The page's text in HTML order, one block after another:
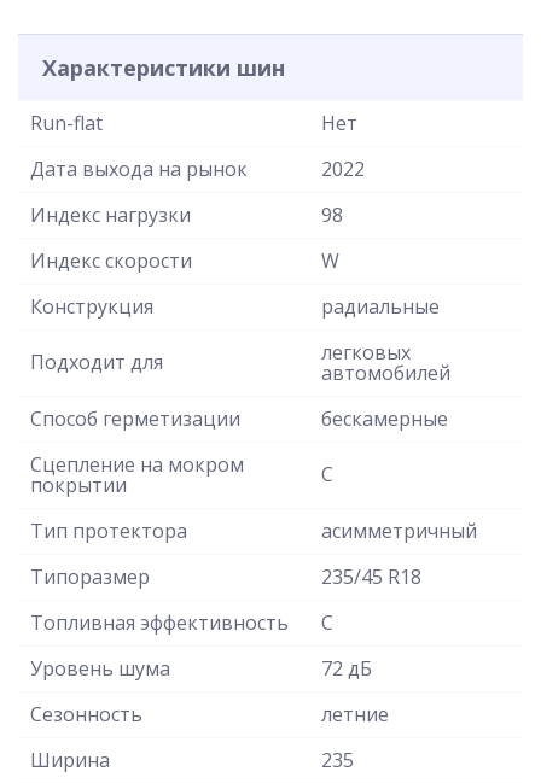
Характеристики шин
Run-flat
Нет
Дата выхода на рынок
2022
Индекс нагрузки
98
Индекс скорости
W
Конструкция
радиальные
Подходит для легковых
автомобилей
Способ герметизации
бескамерные
Сцепление на мокром
покрытии C
Тип протектора
асимметричный
Типоразмер
235/45 R18
Топливная эффективность
C
Уровень шума
72 дБ
Сезонность
летние
Ширина
235